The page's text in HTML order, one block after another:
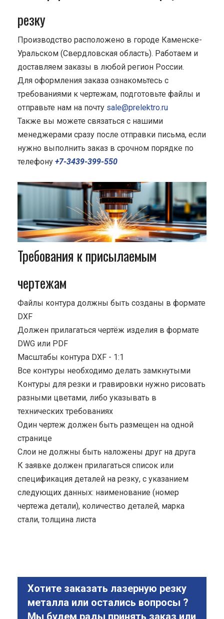
резку
Производство расположено в городе Каменске-
Уральском (Свердловская область). Работаем и
доставляем заказы в любой регион России.
Для оформления заказа ознакомьтесь с
требованиями к чертежам, подготовьте файлы и
отправьте нам на почту sale@prelektro.ru
Также вы можете связаться с нашими
менеджерами сразу после отправки письма, если
нужно выполнить заказ в срочном порядке по
телефону +7-3439-399-550
Требования к присылаемым
чертежам
Файлы контура должны быть созданы в формате
DXF
Должен прилагаться чертёж изделия в формате
DWG или PDF
Масштабы контура DXF - 1:1
Все контуры необходимо делать замкнутыми
Контуры для резки и гравировки нужно рисовать
разными цветами, либо указывать в
технических требованиях
Один чертеж должен быть размещен на одной
странице
Cлои не должны быть наложены друг на друга
К заявке должен прилагаться список или
спецификация деталей на резку, с указанием
следующих данных: наименование (номер
чертежа детали), количество деталей, марка
стали, толщина листа
Хотите заказать лазерную резку
металла или остались вопросы ?
Мы будем рады принять заказ или